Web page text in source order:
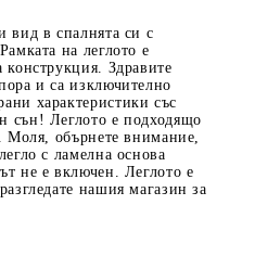
вид в спалнята си с
на леглото е
конструкция. Здравите
и са изключително
характеристики със
сън! Леглото е подходящо
Моля, обърнете внимание,
с ламелна основа
не е включен. Леглото е
нашия магазин за